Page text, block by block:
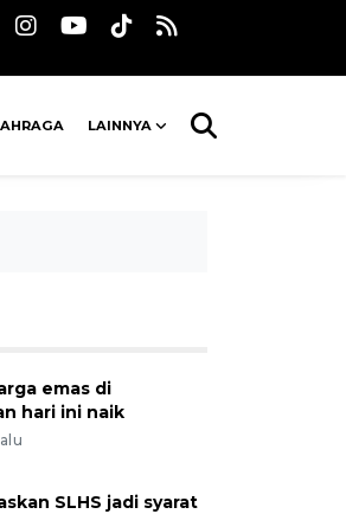
LAINNYA
emas di
hari ini naik
SLHS jadi syarat